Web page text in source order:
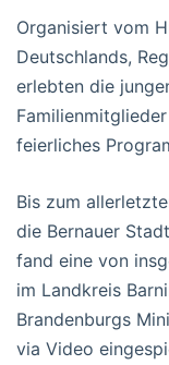
Organisiert vom
Deutschlands,
erlebten die
feierliches
Bis zum
die Bernauer
fand eine von
im Landkreis
Brandenburgs
via Video